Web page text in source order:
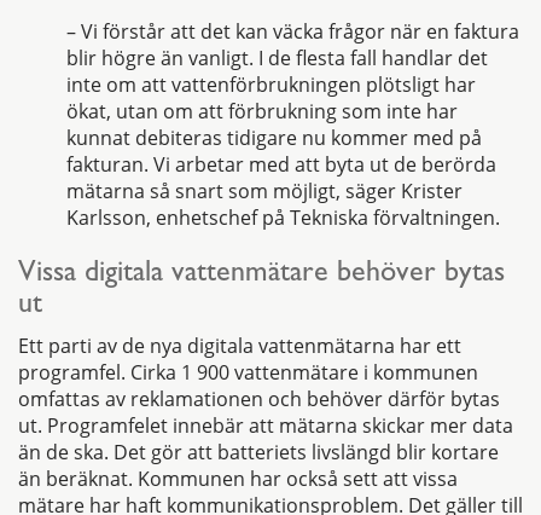
– Vi förstår att det kan väcka frågor när en faktura
blir högre än vanligt. I de flesta fall handlar det
inte om att vattenförbrukningen plötsligt har
ökat, utan om att förbrukning som inte har
kunnat debiteras tidigare nu kommer med på
fakturan. Vi arbetar med att byta ut de berörda
mätarna så snart som möjligt, säger Krister
Karlsson, enhetschef på Tekniska förvaltningen.
Vissa digitala vattenmätare behöver bytas
ut
Ett parti av de nya digitala vattenmätarna har ett
programfel. Cirka 1 900 vattenmätare i kommunen
omfattas av reklamationen och behöver därför bytas
ut. Programfelet innebär att mätarna skickar mer data
än de ska. Det gör att batteriets livslängd blir kortare
än beräknat. Kommunen har också sett att vissa
mätare har haft kommunikationsproblem. Det gäller till